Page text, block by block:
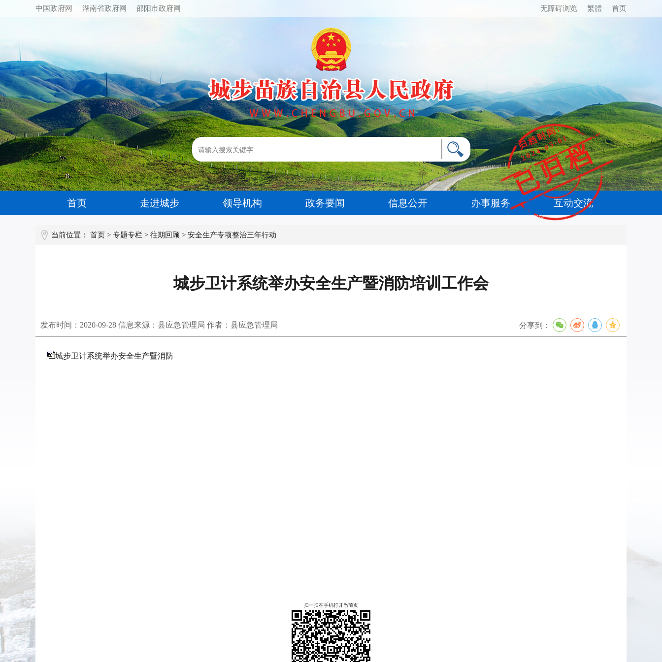
中国政府网 湖南省政府网 邵阳市政府网 首页
繁體
无障碍浏览
首页 走进城步 领导机构 政务要闻 信息公开 办事服务 互动交流
当前位置： 首页 > 专题专栏 > 往期回顾 > 安全生产专项整治三年行动
城步卫计系统举办安全生产暨消防培训工作会
发布时间： 2020-09-28 信息来源：县应急管理局 作者：县应急管理局 分享到：
城步卫计系统举办安全生产暨消防
扫一扫在手机打开当前页
归档时间:
2024-05-01
已归档